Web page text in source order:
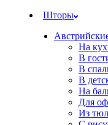
Шторы
На
В
В
В
На
Для
Из